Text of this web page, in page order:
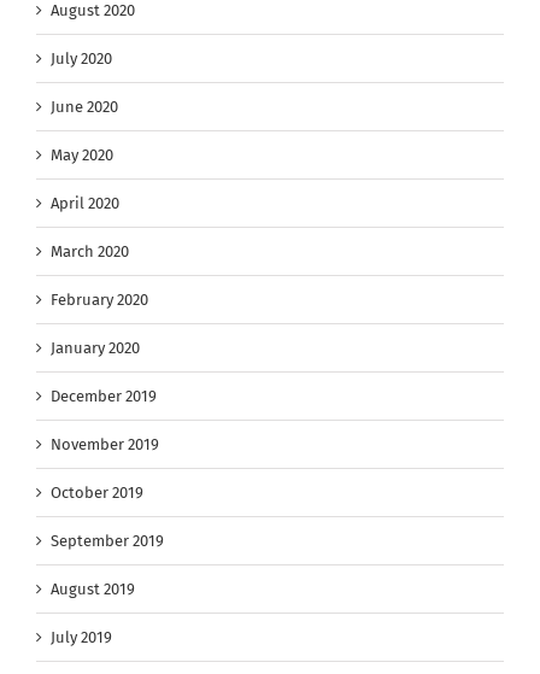
August 2020
July 2020
June 2020
May 2020
April 2020
March 2020
February 2020
January 2020
December 2019
November 2019
October 2019
September 2019
August 2019
July 2019